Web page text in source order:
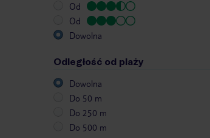
Od
Od
Dowolna
Odległość od plaży
Dowolna
Do 50 m
Do 250 m
Do 500 m